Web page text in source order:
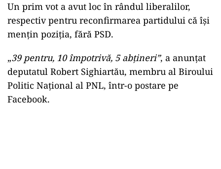
Un prim vot a avut loc în rândul liberalilor,
respectiv pentru reconfirmarea partidului că își
mențin poziția, fără PSD.
„39 pentru, 10 împotrivă, 5 abţineri”, a anunţat
deputatul Robert Sighiartău, membru al Biroului
Politic Naţional al PNL, într-o postare pe
Facebook.